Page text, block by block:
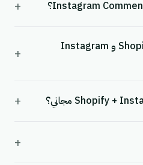
+
ما الذي يمكنني مزامنته بين Shopify و Instagram
+
+
+